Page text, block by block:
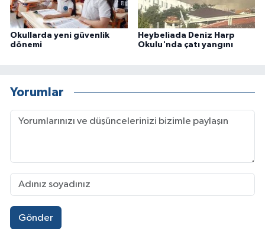
Okullarda yeni güvenlik
dönemi
Heybeliada Deniz Harp
Okulu'nda çatı yangını
Yorumlar
Gönder